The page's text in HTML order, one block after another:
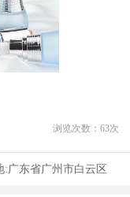
浏览次数： 63次
:广东省广州市白云区